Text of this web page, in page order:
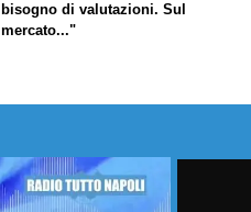
bisogno di valutazioni. Sul
mercato..."